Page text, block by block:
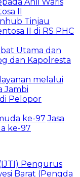
II
Tinjau
II di RS PHC
Utama dan
dan Kapolresta
melalui
Jambi
Pelopor
ke-97 Jasa
ke-97